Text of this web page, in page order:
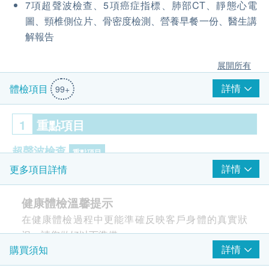
7項超聲波檢查、5項癌症指標、肺部CT、靜態心電
圖、頸椎側位片、骨密度檢測、營養早餐一份、醫生講
解報告
展開所有
體檢項目 99+ 詳情
1 重點項目
超聲波檢查 重點項目
上腹腔超聲波:肝
上腹腔超聲波:脾
上腹腔超聲波:腎
甲狀腺超聲波
陰道超聲波
乳房超聲波
更多項目詳情 詳情
健康體檢溫馨提示
在健康體檢過程中更能準確反映客戶身體的真實狀
況，請您做好以下準備：
一、體檢前註意事項
1. 體檢前3日內保持正常飲食，不吃過於油膩、高蛋
購買須知 詳情